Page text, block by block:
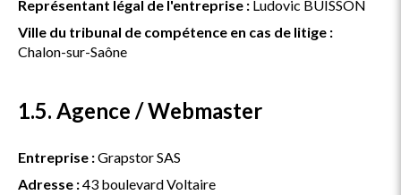
Représentant légal de l'entreprise : Ludovic BUISSON
Ville du tribunal de compétence en cas de litige :
Chalon-sur-Saône
1.5. Agence / Webmaster
Entreprise :Grapstor SAS
Adresse :43 boulevard Voltaire